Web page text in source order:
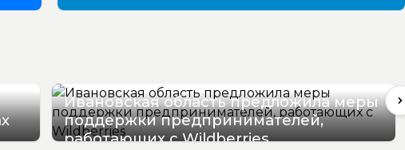
Ивановская область предложила меры
поддержки предпринимателей,
работающих с Wildberries